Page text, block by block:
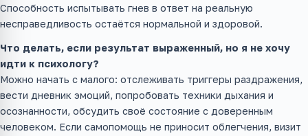
Способность испытывать гнев в ответ на реальную
несправедливость остаётся нормальной и здоровой.
Что делать, если результат выраженный, но я не хочу
идти к психологу?
Можно начать с малого: отслеживать триггеры раздражения,
вести дневник эмоций, попробовать техники дыхания и
осознанности, обсудить своё состояние с доверенным
человеком. Если самопомощь не приносит облегчения, визит